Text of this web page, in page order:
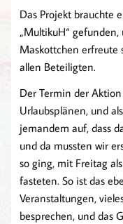
Das Projekt brauchte
„MultikuH“
Maskottchen erfreute
allen Beteiligten.
Der Termin der
Urlaubsplänen, und
jemandem auf, dass
und da mussten wir
so ging, mit Freitag
fasteten. So ist das
Veranstaltungen,
besprechen, und das